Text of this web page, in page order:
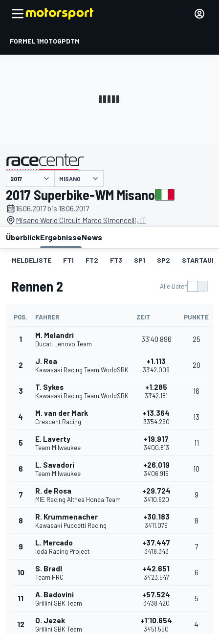
FORMEL 1MOTOGPDTM
MISANO
2017 Superbike-WM Misano
16.06.2017 bis 18.06.2017
Misano World Circuit Marco Simoncelli, IT
ÜberblickErgebnisseNews
MELDELISTE FT1 FT2 FT3 SP1 SP2
Rennen 2 Alle Daten
POS. FAHRER ZEIT PUNKTE
1 M. Melandri
Ducati Lenovo Team
33'40.896 25
2 J. Rea
Kawasaki Racing Team WorldSBK
+1.113
33'42.009
20
3 T. Sykes
Kawasaki Racing Team WorldSBK
+1.285
33'42.181
16
4 M. van der Mark
Crescent Racing
+13.364
33'54.260
13
5 E. Laverty
Team Milwaukee
+19.917
34'00.813
11
6 L. Savadori
Team Milwaukee
+26.019
34'06.915
10
7 R. de Rosa
MIE Racing Althea Honda Team
+29.724
34'10.620
9
8 R. Krummenacher
Kawasaki Puccetti Racing
+30.183
34'11.079
8
9 L. Mercado
Ioda Racing Project
+37.447
34'18.343
7
10 S. Bradl
Team HRC
+42.651
34'23.547
6
11 A. Badovini
Grillini SBK Team
+57.524
34'38.420
5
12 O. Jezek
Grillini SBK Team
+1'10.654
34'51.550
4